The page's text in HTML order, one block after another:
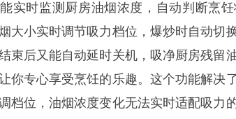
实时监测厨房油烟浓度，自动判断烹
大小实时调节吸力档位，爆炒时自动切
束后又能自动延时关机，吸净厨房残留
你专心享受烹饪的乐趣。这个功能解决
档位，油烟浓度变化无法实时适配吸力